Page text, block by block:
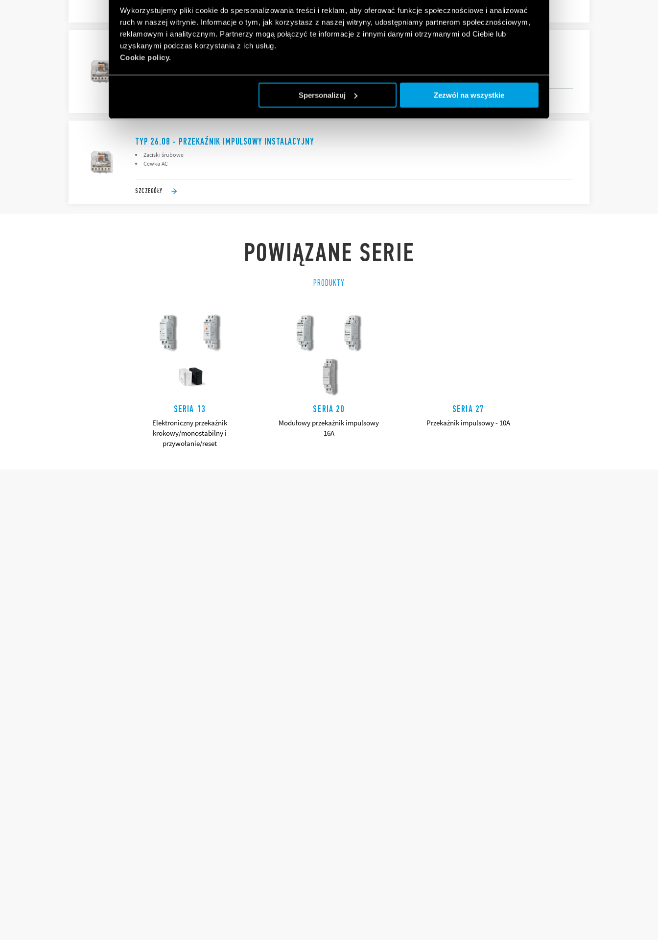
Wykorzystujemy pliki cookie do spersonalizowania treści i reklam, aby oferować funkcje społecznościowe i analizować
ruch w naszej witrynie. Informacje o tym, jak korzystasz z naszej witryny, udostępniamy partnerom społecznościowym,
reklamowym i analitycznym. Partnerzy mogą połączyć te informacje z innymi danymi otrzymanymi od Ciebie lub
uzyskanymi podczas korzystania z ich usług.
Cookie policy.
Spersonalizuj Zezwól na wszystkie
SZCZEGÓŁY
TYP 26.06 - PRZEKAŹNIK IMPULSOWY INSTALACYJNY
Zaciski śrubowe
TYP 26.08 - PRZEKAŹNIK IMPULSOWY INSTALACYJNY
Zaciski śrubowe
Cewka AC
SZCZEGÓŁY
POWIĄZANE SERIE
PRODUKTY
SERIA 13
Elektroniczny przekaźnik
krokowy/monostabilny i
przywołanie/reset
SZCZEGÓŁY
SERIA 20
Modułowy przekaźnik impulsowy
16A
SERIA 27
Przekaźnik impulsowy - 10A